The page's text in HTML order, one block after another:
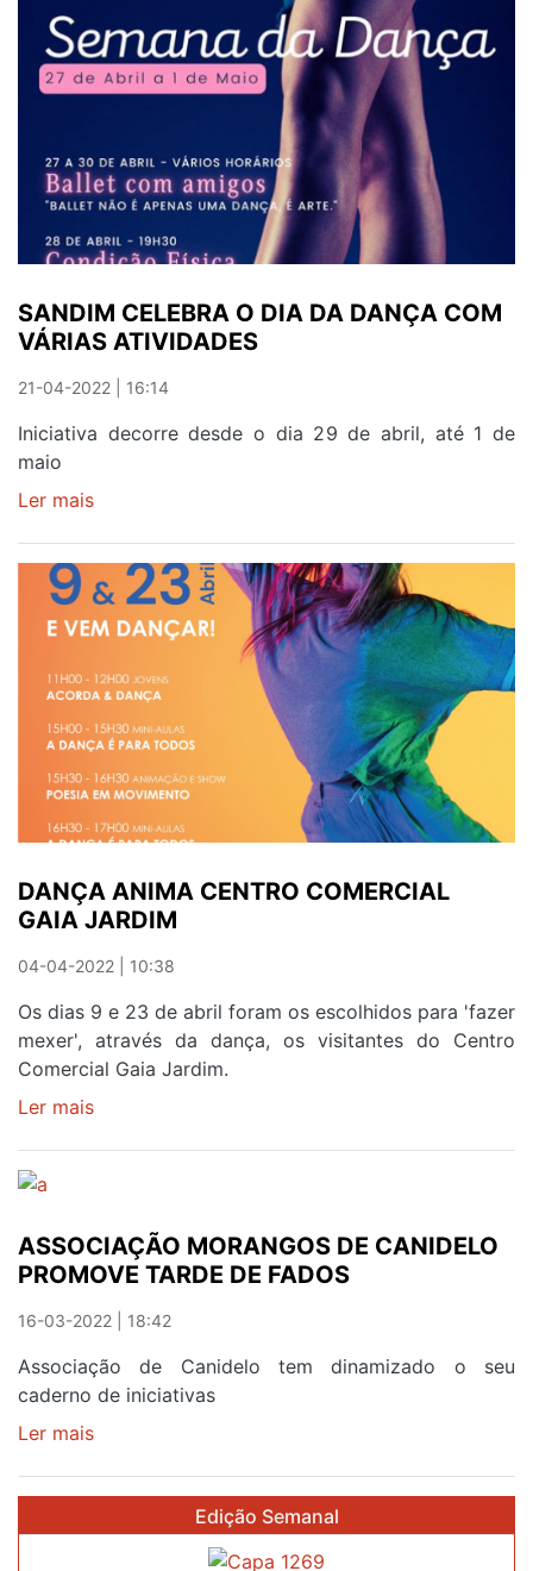
JANTAR
ESPETÁCULO
'MEU
SANDIM CELEBRA O DIA DA DANÇA COM
VÁRIAS ATIVIDADES
21-04-2022 | 16:14
Iniciativa decorre desde o dia 29 de abril, até 1 de
maio
Ler mais
O
DA
DANÇA
COM
VÁRIAS
ATIVIDADES
DANÇA ANIMA CENTRO COMERCIAL
GAIA JARDIM
04-04-2022 | 10:38
Os dias 9 e 23 de abril foram os escolhidos para 'fazer
mexer', através da dança, os visitantes do Centro
Comercial Gaia Jardim.
Ler mais
GAIA
JARDIM
ASSOCIAÇÃO MORANGOS DE CANIDELO
PROMOVE TARDE DE FADOS
16-03-2022 | 18:42
Associação de Canidelo tem dinamizado o seu
caderno de iniciativas
Ler mais
MORANGOS
Edição Semanal